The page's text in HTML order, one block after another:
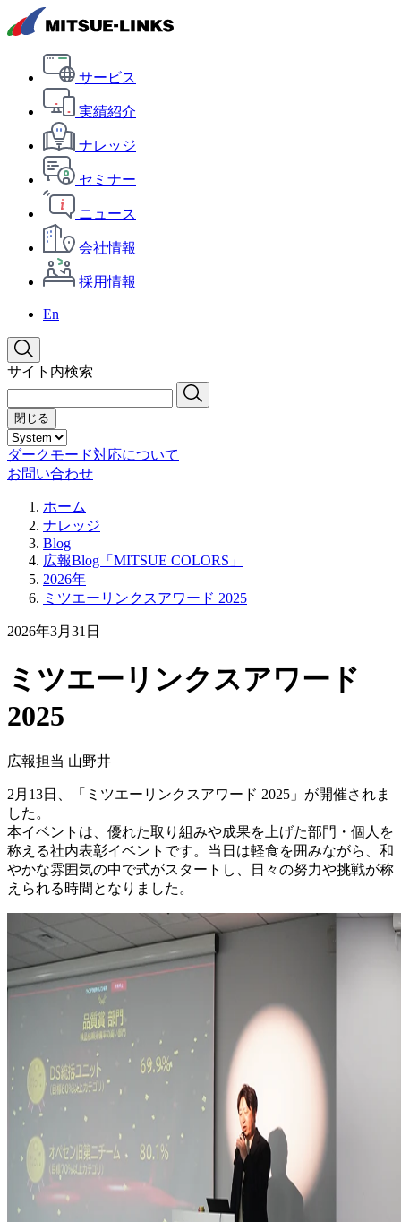
サービス
実績紹介
ナレッジ
セミナー
ニュース
会社情報
採用情報
En
サイト内検索
閉じる
ダークモード対応について
お問い合わせ
ホーム
ナレッジ
Blog
広報Blog「MITSUE COLORS」
2026年
ミツエーリンクスアワード 2025
2026年3月31日
ミツエーリンクスアワード
2025
広報担当 山野井
2月13日、「ミツエーリンクスアワード 2025」が開催されま
した。
本イベントは、優れた取り組みや成果を上げた部門・個人を
称える社内表彰イベントです。当日は軽食を囲みながら、和
やかな雰囲気の中で式がスタートし、日々の努力や挑戦が称
えられる時間となりました。